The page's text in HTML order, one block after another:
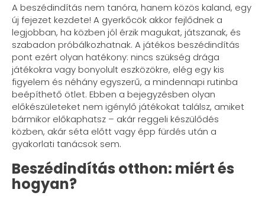
A beszédindítás nem tanóra, hanem közös kaland, egy
új fejezet kezdete! A gyerkőcök akkor fejlődnek a
legjobban, ha közben jól érzik magukat, játszanak, és
szabadon próbálkozhatnak. A játékos beszédindítás
pont ezért olyan hatékony: nincs szükség drága
játékokra vagy bonyolult eszközökre, elég egy kis
figyelem és néhány egyszerű, a mindennapi rutinba
beépíthető ötlet. Ebben a bejegyzésben olyan
előkészületeket nem igénylő játékokat találsz, amiket
bármikor előkaphatsz – akár reggeli készülődés
közben, akár séta előtt vagy épp fürdés után a
gyakorlati tanácsok sem.
Beszédindítás otthon: miért és
hogyan?